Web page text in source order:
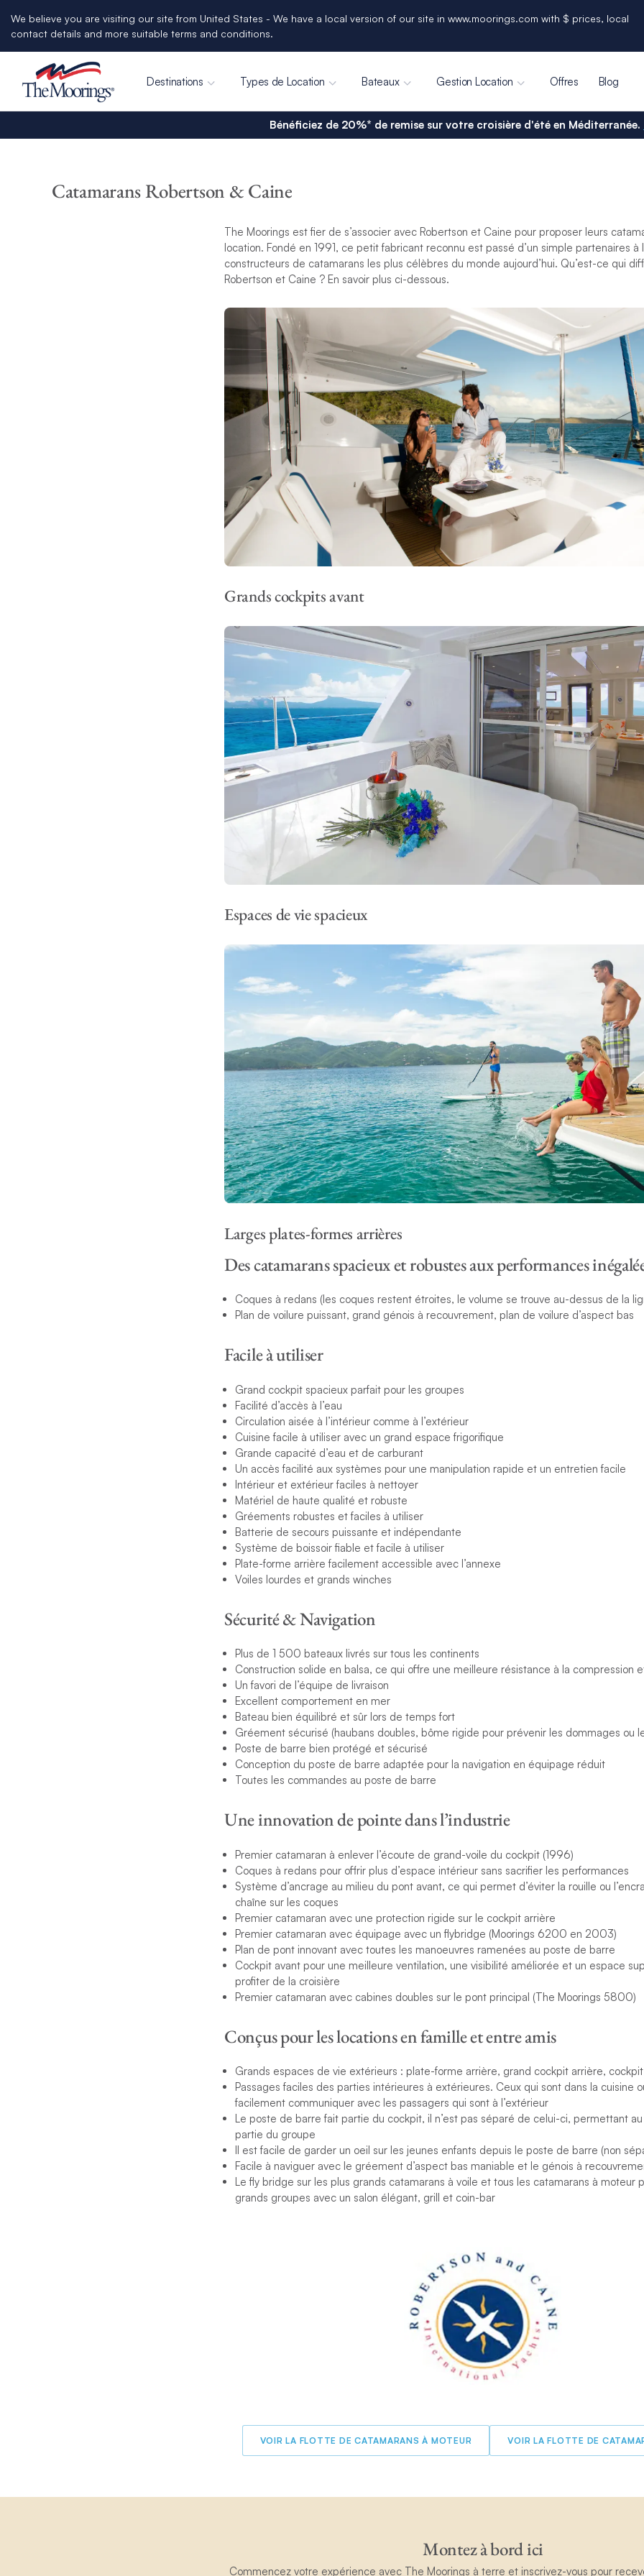
We believe you are visiting our site from United States - We have a local version of our site in www.moorings.com with $ prices, local
contact details and more suitable terms and conditions.
Destinations Types de Location Bateaux Gestion Location Offres Blog
Bénéficiez de 20%* de remise sur votre croisière d'été en Méditerranée.
Catamarans Robertson & Caine
The Moorings est fier de s’associer avec Robertson et Caine pour proposer leurs
location. Fondé en 1991, ce petit fabricant reconnu est passé d’un simple partenaires à
constructeurs de catamarans les plus célèbres du monde aujourd’hui. Qu’est-ce qui
Robertson et Caine ? En savoir plus ci-dessous.
Grands cockpits avant
Espaces de vie spacieux
Larges plates-formes arrières
Des catamarans spacieux et robustes aux performances
Coques à redans (les coques restent étroites, le volume se trouve au-dessus de la
Plan de voilure puissant, grand génois à recouvrement, plan de voilure d’aspect bas
Facile à utiliser
Grand cockpit spacieux parfait pour les groupes
Facilité d’accès à l’eau
Circulation aisée à l’intérieur comme à l’extérieur
Cuisine facile à utiliser avec un grand espace frigorifique
Grande capacité d’eau et de carburant
Un accès facilité aux systèmes pour une manipulation rapide et un entretien facile
Intérieur et extérieur faciles à nettoyer
Matériel de haute qualité et robuste
Gréements robustes et faciles à utiliser
Batterie de secours puissante et indépendante
Système de boissoir fiable et facile à utiliser
Plate-forme arrière facilement accessible avec l’annexe
Voiles lourdes et grands winches
Sécurité & Navigation
Plus de 1 500 bateaux livrés sur tous les continents
Construction solide en balsa, ce qui offre une meilleure résistance à la compression
Un favori de l’équipe de livraison
Excellent comportement en mer
Bateau bien équilibré et sûr lors de temps fort
Gréement sécurisé (haubans doubles, bôme rigide pour prévenir les dommages ou
Poste de barre bien protégé et sécurisé
Conception du poste de barre adaptée pour la navigation en équipage réduit
Toutes les commandes au poste de barre
Une innovation de pointe dans l’industrie
Premier catamaran à enlever l’écoute de grand-voile du cockpit (1996)
Coques à redans pour offrir plus d’espace intérieur sans sacrifier les performances
Système d’ancrage au milieu du pont avant, ce qui permet d’éviter la rouille ou
chaîne sur les coques
Premier catamaran avec une protection rigide sur le cockpit arrière
Premier catamaran avec équipage avec un flybridge (Moorings 6200 en 2003)
Plan de pont innovant avec toutes les manoeuvres ramenées au poste de barre
Cockpit avant pour une meilleure ventilation, une visibilité améliorée et un espace
profiter de la croisière
Premier catamaran avec cabines doubles sur le pont principal (The Moorings 5800)
Conçus pour les locations en famille et entre amis
Grands espaces de vie extérieurs : plate-forme arrière, grand cockpit arrière,
Passages faciles des parties intérieures à extérieures. Ceux qui sont dans la cuisine
facilement communiquer avec les passagers qui sont à l’extérieur
Le poste de barre fait partie du cockpit, il n’est pas séparé de celui-ci, permettant
partie du groupe
Il est facile de garder un oeil sur les jeunes enfants depuis le poste de barre (non
Facile à naviguer avec le gréement d’aspect bas maniable et le génois à
Le fly bridge sur les plus grands catamarans à voile et tous les catamarans à moteur
grands groupes avec un salon élégant, grill et coin-bar
VOIR LA FLOTTE DE CATAMARANS À MOTEUR VOIR LA FLOTTE DE
Montez à bord ici
Commencez votre expérience avec The Moorings à terre et inscrivez-vous pour